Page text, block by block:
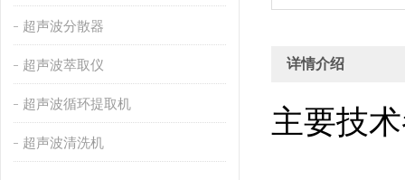
超声波分散器
超声波萃取仪
超声波循环提取机
超声波清洗机
详情介绍
主要技